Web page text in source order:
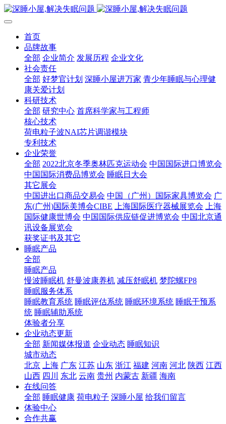
首页
品牌故事
全部 企业简介 发展历程 企业文化
社会责任
全部 好梦官计划 深睡小屋进万家 青少年睡眠与心理健
康关爱计划
科研技术
全部 研究中心 首席科学家与工程师
核心技术
荷电粒子波NAI芯片调谐模块
专利技术
企业荣誉
全部 2022北京冬季奥林匹克运动会 中国国际进口博览会
中国国际消费品博览会 睡眠日大会
其它展会
中国进出口商品交易会 中国（广州）国际家具博览会 广
东(广州)国际美博会CIBE
上海国际医疗器械展览会
上海
国际健康世博会 中国国际供应链促进博览会 中国北京通
讯设备展览会
获奖证书及其它
睡眠产品
全部
睡眠产品
慢波睡眠机 舒曼波康养机 减压舒眠机 梦陀螺FP8
睡眠服务体系
睡眠教育系统 睡眠评估系统 睡眠环境系统 睡眠干预系
统 睡眠辅助系统
体验者分享
企业动态更新
全部 新闻媒体报道 企业动态 睡眠知识
城市动态
北京
上海 广东 江苏 山东 浙江 福建 河南 河北 陕西 江西
山西 四川 东北 云南 贵州 内蒙古 新疆 海南
在线问答
全部 睡眠健康 荷电粒子 深睡小屋 给我们留言
体验中心
合作共赢